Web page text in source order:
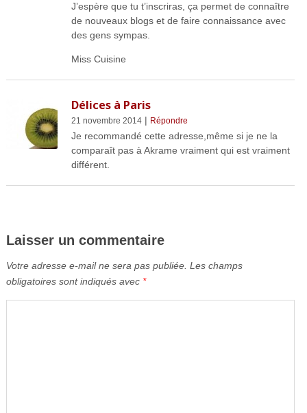
J’espère que tu t’inscriras, ça permet de connaître
de nouveaux blogs et de faire connaissance avec
des gens sympas.
Miss Cuisine
Délices à Paris
21 novembre 2014| Répondre
Je recommandé cette adresse,même si je ne la
comparaît pas à Akrame vraiment qui est vraiment
différent.
Laisser un commentaire
Votre adresse e-mail ne sera pas publiée. Les champs
obligatoires sont indiqués avec *